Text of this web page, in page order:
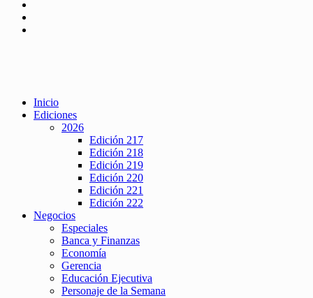
Inicio
Ediciones
2026
Edición 217
Edición 218
Edición 219
Edición 220
Edición 221
Edición 222
Negocios
Especiales
Banca y Finanzas
Economía
Gerencia
Educación Ejecutiva
Personaje de la Semana